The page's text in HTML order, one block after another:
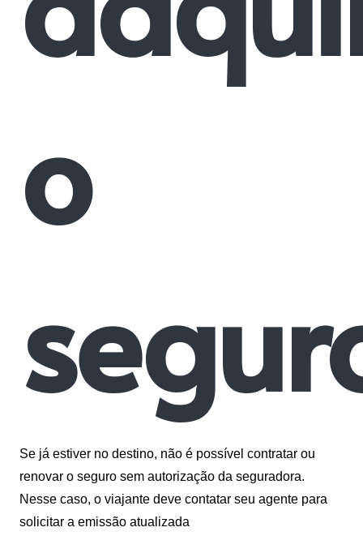
o
Se já estiver no destino, não é possível contratar ou
renovar o seguro sem autorização da seguradora.
Nesse caso, o viajante deve contatar seu agente para
solicitar a emissão atualizada